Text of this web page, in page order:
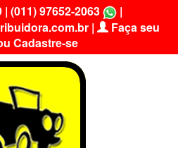
| (011) 97652-2063
|
|
Faça seu
Cadastre-se